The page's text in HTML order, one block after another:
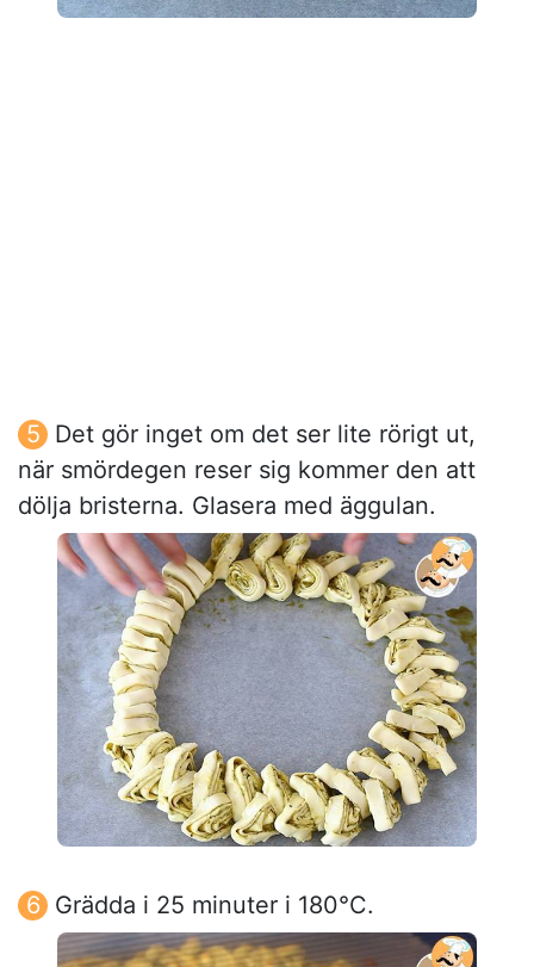
Det gör inget om det ser lite rörigt ut,
när smördegen reser sig kommer den att
dölja bristerna. Glasera med äggulan.
Grädda i 25 minuter i 180°C.